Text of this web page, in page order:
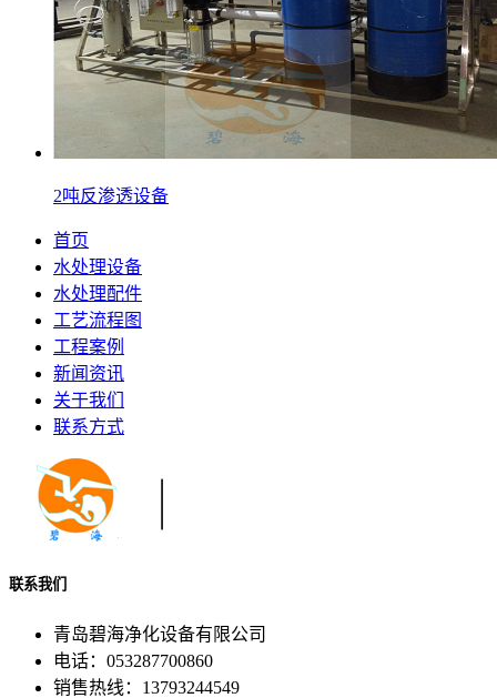
2吨反渗透设备
首页
水处理设备
水处理配件
工艺流程图
工程案例
新闻资讯
关于我们
联系方式
联系我们
青岛碧海净化设备有限公司
电话：053287700860
销售热线：13793244549